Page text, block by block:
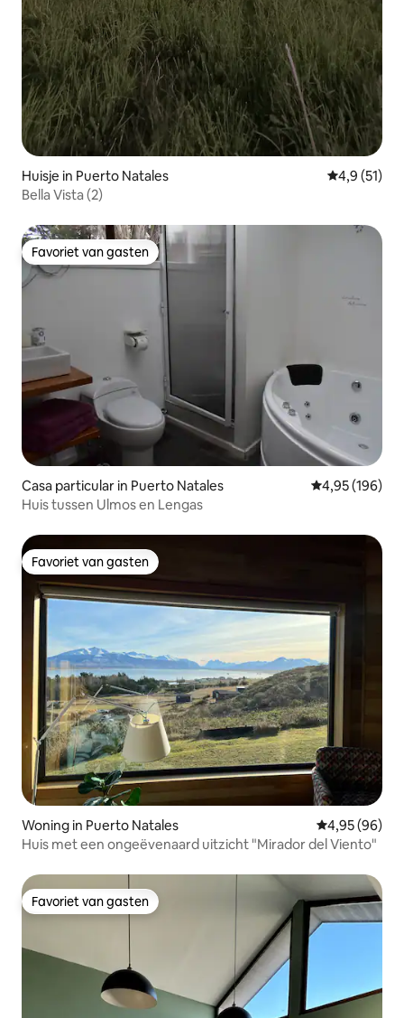
Huisje in Puerto Natales
4,9 (51)
Bella Vista (2)
Favoriet van gasten
Favoriet van gasten
Casa particular in Puerto Natales Gemiddelde
4,95 (196)
Huis tussen Ulmos en Lengas
Favoriet van gasten
Favoriet van gasten
Woning in Puerto Natales Gemiddelde
4,95 (96)
Huis met een ongeëvenaard uitzicht "Mirador del Viento"
Favoriet van gasten
Favoriet van gasten